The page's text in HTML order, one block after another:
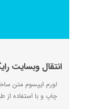
انتقال وبسایت
لورم ایپسوم متن
چاپ و با استفاده